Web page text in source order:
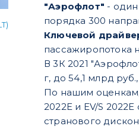
"Аэрофлот" -
порядка 300
Ключевой
пассажиропотока
В 3К 2021
г, до 54,1 млрд
По нашим
2022Е и EV/S
странового